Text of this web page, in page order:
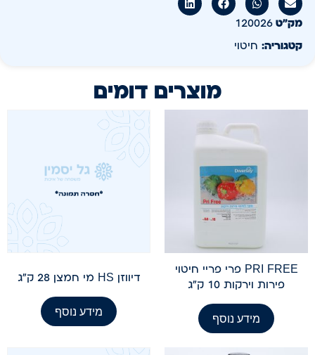
מק״ט 120026
קטגוריה: חיטוי
מוצרים דומים
PRI FREE פרי פריי חיטוי
פירות וירקות 10 ק"ג
מידע נוסף
דיווזן HS מי חמצן 28 ק"ג
מידע נוסף